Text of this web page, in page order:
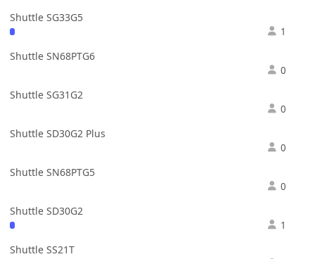
Shuttle SG33G5
1
Shuttle SN68PTG6
0
Shuttle SG31G2
0
Shuttle SD30G2 Plus
0
Shuttle SN68PTG5
0
Shuttle SD30G2
1
Shuttle SS21T